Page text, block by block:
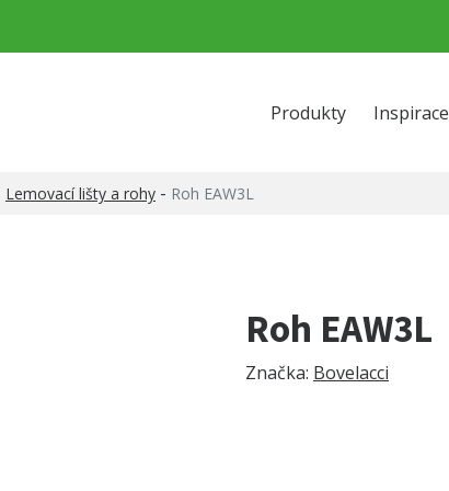
Produkty Inspirace
Lemovací lišty a rohy - Roh EAW3L
Roh EAW3L
Značka: Bovelacci